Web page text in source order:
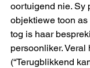
oortuigend nie. Sy
objektiewe toon
tog is haar
persoonliker. Veral
(“Terugblikkend